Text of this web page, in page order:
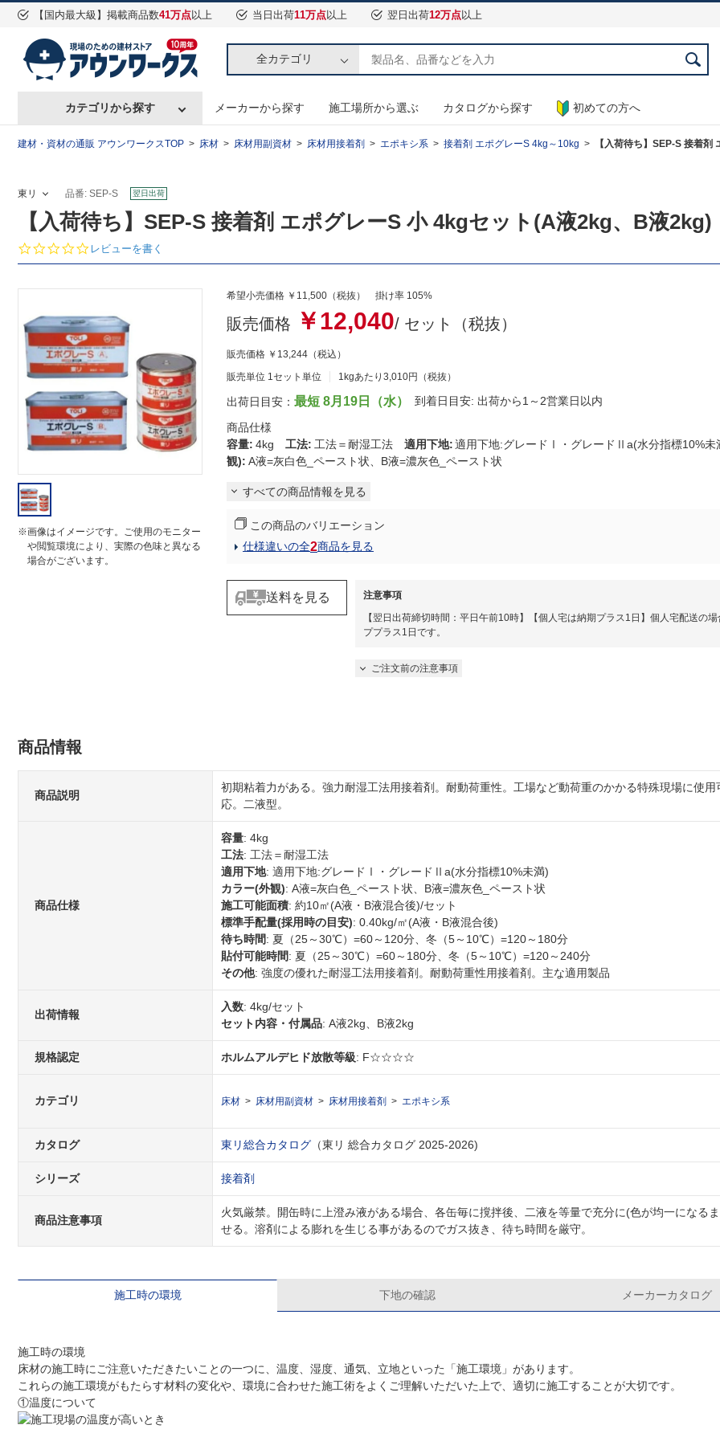
【国内最大級】掲載商品数41万点以上 当日出荷11万点以上 翌日出荷12万点以上
全カテゴリ
カテゴリから探す メーカーから探す 施工場所から選ぶ カタログから探す 初めての方へ
建材・資材の通販 アウンワークスTOP 床材 床材用副資材 床材用接着剤 エポキシ系 接着剤 エポグレーS 4kg～10kg 【入荷待ち】SEP-S 接着
東リ 品番: SEP-S 翌日出荷
【入荷待ち】SEP-S 接着剤 エポグレーS 小 4kgセット(A液2kg、B液2kg)
0.
0
t
r
r
a
t
i
g
レビューを書く
※画像はイメージです。ご使用のモニター
や閲覧環境により、実際の色味と異なる
場合がございます。
希望小売価格 ￥11,500（税抜） 掛け率 105%
販売価格 ￥12,040/ セット（税抜）
販売価格 ￥13,244 （税込）
販売単位 1セット単位
1kgあたり3,010円（税抜）
出荷日目安： 最短 8月19日（水） 到着日目安: 出荷から1～2営業日以内
商品仕様
容量: 4kg 工法: 工法＝耐湿工法 適用下地: 適用下地:グレードⅠ・グレードⅡa(水分指標10%
観): A液=灰白色_ペースト状、B液=濃灰色_ペースト状
すべての商品情報を見る
この商品のバリエーション
仕様違いの全2商品を見る
注意事項
【翌日出荷締切時間：平日午前10時】【個人宅は納期プラス1日】個人宅配送の
ププラス1日です。
ご注文前の注意事項
送料を見る
商品情報
商品説明
初期粘着力がある。強力耐湿工法用接着剤。耐動荷重性。工場など動荷重のかかる特殊現場に使用
応。二液型。
商品仕様
容量: 4kg
工法: 工法＝耐湿工法
適用下地: 適用下地:グレードⅠ・グレードⅡa(水分指標10%未満)
カラー(外観): A液=灰白色_ペースト状、B液=濃灰色_ペースト状
施工可能面積: 約10㎡(A液・B液混合後)/セット
標準手配量(採用時の目安): 0.40kg/㎡(A液・B液混合後)
待ち時間: 夏（25～30℃）=60～120分、冬（5～10℃）=120～180分
貼付可能時間: 夏（25～30℃）=60～180分、冬（5～10℃）=120～240分
その他: 強度の優れた耐湿工法用接着剤。耐動荷重性用接着剤。主な適用製品
出荷情報
入数: 4kg/セット
セット内容・付属品: A液2kg、B液2kg
規格認定 ホルムアルデヒド放散等級: F☆☆☆☆
カテゴリ 床材 床材用副資材 床材用接着剤 エポキシ系
カタログ 東リ総合カタログ （東リ 総合カタログ 2025-2026)
シリーズ 接着剤
商品注意事項
火気厳禁。開缶時に上澄み液がある場合、各缶毎に撹拌後、二液を等量で充分に(色が均一になる
せる。溶剤による膨れを生じる事があるのでガス抜き、待ち時間を厳守。
施工時の環境 下地の確認 メーカーカタログ
施工時の環境
床材の施工時にご注意いただきたいことの一つに、温度、湿度、通気、立地といった「施工環境」があります。
これらの施工環境がもたらす材料の変化や、環境に合わせた施工術をよくご理解いただいた上で、適切に施工することが大切です。
①温度について